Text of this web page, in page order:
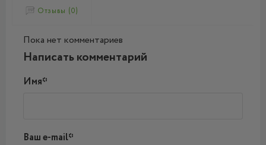
Отзывы (0)
Пока нет комментариев
Написать комментарий
Имя*
Ваш e-mail*